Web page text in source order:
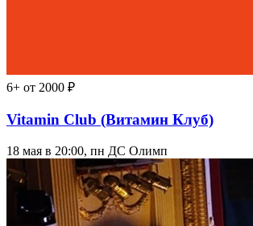
6+ от 2000 ₽
Vitamin Club (Витамин Клуб)
18 мая в 20:00, пн ДС Олимп